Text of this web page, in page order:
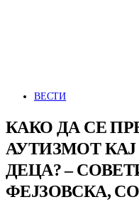
ВЕСТИ
КАКО ДА СЕ
АУТИЗМОТ
ДЕЦА? –
ФЕЈЗОВСКА,